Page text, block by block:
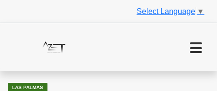
Select Language ▼
LAS PALMAS